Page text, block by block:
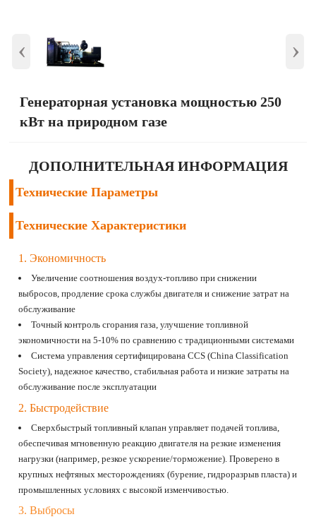
‹ ›
Генераторная установка мощностью 250
кВт на природном газе
ДОПОЛНИТЕЛЬНАЯ ИНФОРМАЦИЯ
Технические Параметры
Технические Характеристики
1. Экономичность
Увеличение соотношения воздух-топливо при снижении
выбросов, продление срока службы двигателя и снижение затрат на
обслуживание
Точный контроль сгорания газа, улучшение топливной
экономичности на 5-10% по сравнению с традиционными системами
Система управления сертифицирована CCS (China Classification
Society), надежное качество, стабильная работа и низкие затраты на
обслуживание после эксплуатации
2. Быстродействие
Сверхбыстрый топливный клапан управляет подачей топлива,
обеспечивая мгновенную реакцию двигателя на резкие изменения
нагрузки (например, резкое ускорение/торможение). Проверено в
крупных нефтяных месторождениях (бурение, гидроразрыв пласта) и
промышленных условиях с высокой изменчивостью.
3. Выбросы